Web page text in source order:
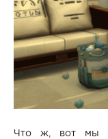
Что ж, вот мы